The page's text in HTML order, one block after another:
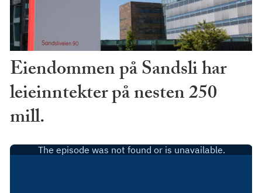
Eiendommen på Sandsli har
leieinntekter på nesten 250
mill.